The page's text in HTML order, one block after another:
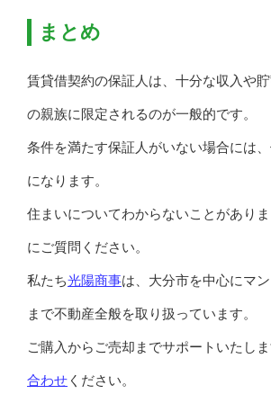
まとめ
賃貸借契約の保証人は、十分な収入や
の親族に限定されるのが一般的です。
条件を満たす保証人がいない場合には
になります。
住まいについてわからないことがあり
にご質問ください。
私たち光陽商事は、大分市を中心にマ
まで不動産全般を取り扱っています。
ご購入からご売却までサポートいたし
合わせ ください。